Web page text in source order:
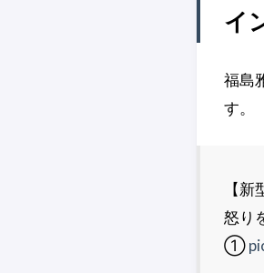
イ
福島
す。
【
怒り
①